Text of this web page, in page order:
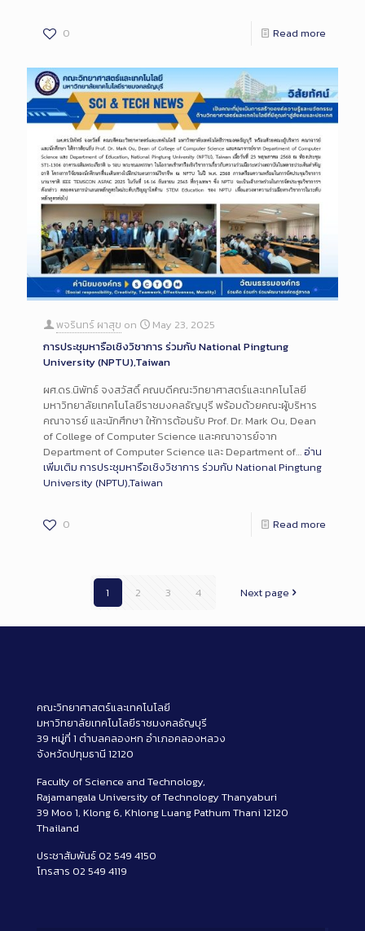
0 Read more
พจรินทร์ ผาสุข on
May 23, 2025
การประชุมหารือเชิงวิชาการ ร่วมกับ National Pingtung
University (NPTU),Taiwan
ผศ.ดร.นิพัทธ์ จงสวัสดิ์ คณบดีคณะวิทยาศาสตร์และเทคโนโลยี
มหาวิทยาลัยเทคโนโลยีราชมงคลธัญบุรี พร้อมด้วยคณะผู้บริหาร
คณาจารย์ และนักศึกษา ให้การต้อนรับ Prof. Dr. Mark Ou, Dean
of College of Computer Science และคณาจารย์จาก
Department of Computer Science และ Department of…อ่าน
เพิ่มเติม การประชุมหารือเชิงวิชาการ ร่วมกับ National Pingtung
University (NPTU),Taiwan
0 Read more
1 2 3 4 Next page
คณะวิทยาศาสตร์และเทคโนโลยี
มหาวิทยาลัยเทคโนโลยีราชมงคลธัญบุรี
39 หมู่ที่ 1 ตำบลคลองหก อำเภอคลองหลวง
จังหวัดปทุมธานี 12120
Faculty of Science and Technology,
Rajamangala University of Technology Thanyaburi
39 Moo 1, Klong 6, Khlong Luang Pathum Thani 12120
Thailand
ประชาสัมพันธ์ 02 549 4150
โทรสาร 02 549 4119